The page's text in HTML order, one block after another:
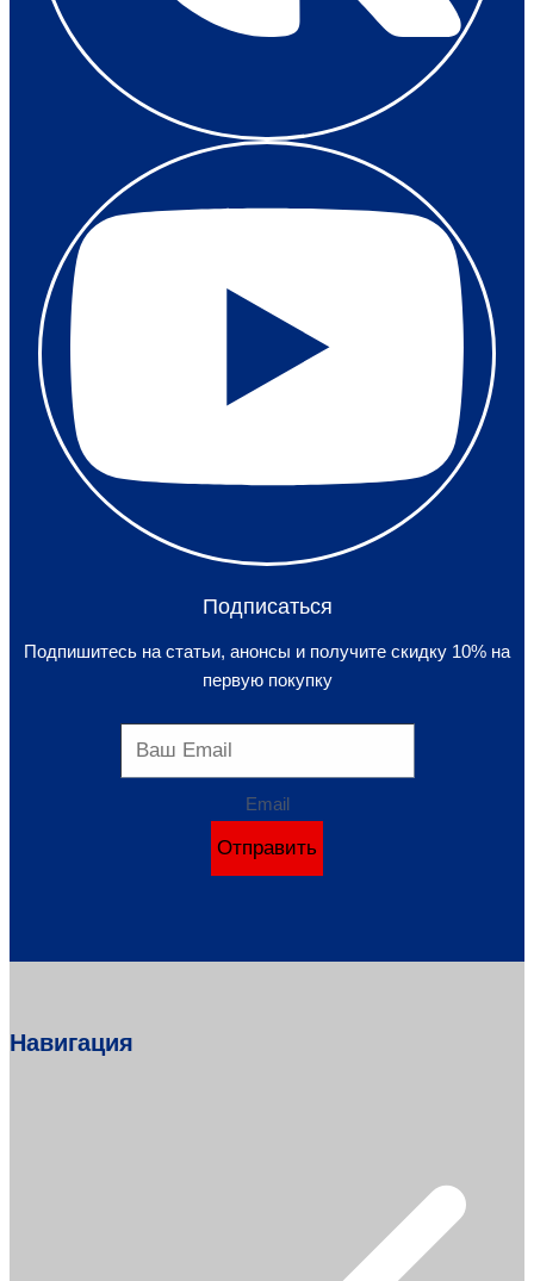
Подписаться
Подпишитесь на статьи, анонсы и получите скидку 10% на
первую покупку
Email
Отправить
Навигация